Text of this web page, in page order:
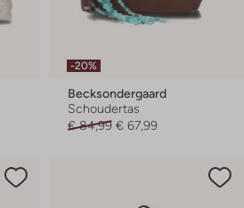
-20%
Becksondergaard
Schoudertas
€ 84,99 € 67,99